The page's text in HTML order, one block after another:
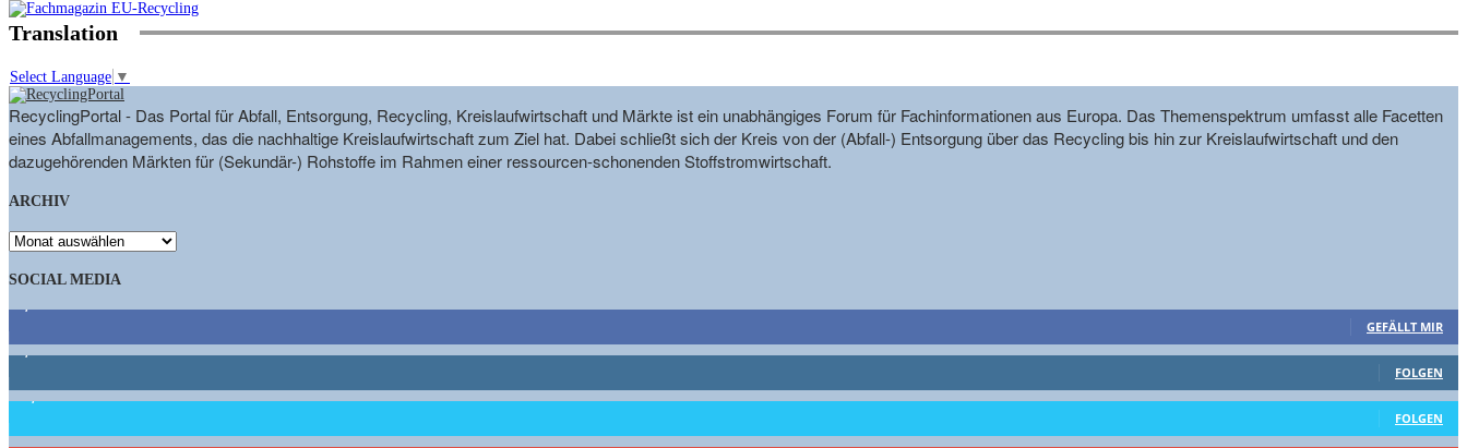
Translation
Select Language ▼
RecyclingPortal - Das Portal für Abfall, Entsorgung, Recycling, Kreislaufwirtschaft und Märkte ist ein unabhängiges Forum für Fachinformationen aus Europa. Das Themenspektrum umfasst alle Facetten
eines Abfallmanagements, das die nachhaltige Kreislaufwirtschaft zum Ziel hat. Dabei schließt sich der Kreis von der (Abfall-) Entsorgung über das Recycling bis hin zur Kreislaufwirtschaft und den
dazugehörenden Märkten für (Sekundär-) Rohstoffe im Rahmen einer ressourcen-schonenden Stoffstromwirtschaft.
ARCHIV
ARCHIV
SOCIAL MEDIA
GEFÄLLT MIR
1,662 Follower
FOLGEN
15,658 Follower
FOLGEN
460 Abonnenten